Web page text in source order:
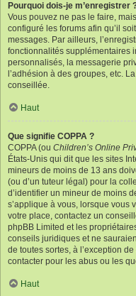
Pourquoi dois-je m’enregistrer
Vous pouvez ne pas le faire,
configuré les forums afin qu’il
messages. Par ailleurs,
fonctionnalités supplémentaires
personnalisés, la messagerie
l’adhésion à des groupes, etc.
conseillée.
Haut
Que signifie COPPA ?
COPPA (ou Children’s Online
États-Unis qui dit que les sites
mineurs de moins de 13 ans
(ou d’un tuteur légal) pour la
d’identifier un mineur de moins
s’applique à vous, lorsque vous
votre place, contactez un
phpBB Limited et les
conseils juridiques et ne
de toutes sortes, à l’exception
contacter pour les abus ou les
Haut